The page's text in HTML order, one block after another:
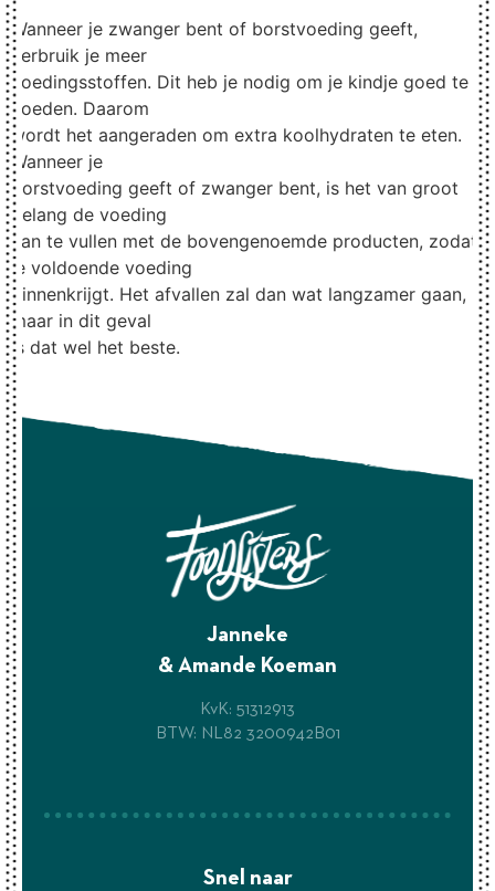
Wanneer je zwanger bent of borstvoeding geeft,
verbruik je meer
voedingsstoffen. Dit heb je nodig om je kindje goed te
voeden. Daarom
wordt het aangeraden om extra koolhydraten te eten.
Wanneer je
borstvoeding geeft of zwanger bent, is het van groot
belang de voeding
aan te vullen met de bovengenoemde producten, zodat
je voldoende voeding
binnenkrijgt. Het afvallen zal dan wat langzamer gaan,
maar in dit geval
is dat wel het beste.
Janneke
& Amande Koeman
KvK: 51312913
BTW: NL82 3200942B01
Snel naar